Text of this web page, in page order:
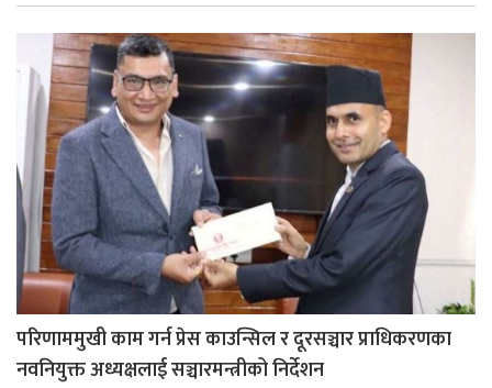
परिणाममुखी काम गर्न प्रेस काउन्सिल र दूरसञ्चार प्राधिकरणका
नवनियुक्त अध्यक्षलाई सञ्चारमन्त्रीको निर्देशन